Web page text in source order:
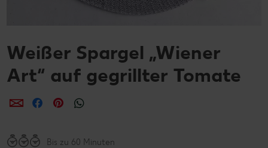
Weißer Spargel „Wiener
Art“ auf gegrillter Tomate
per E-Mail teilen
per Facebook teilen
per Pinterest teilen
Bis zu 60 Minuten